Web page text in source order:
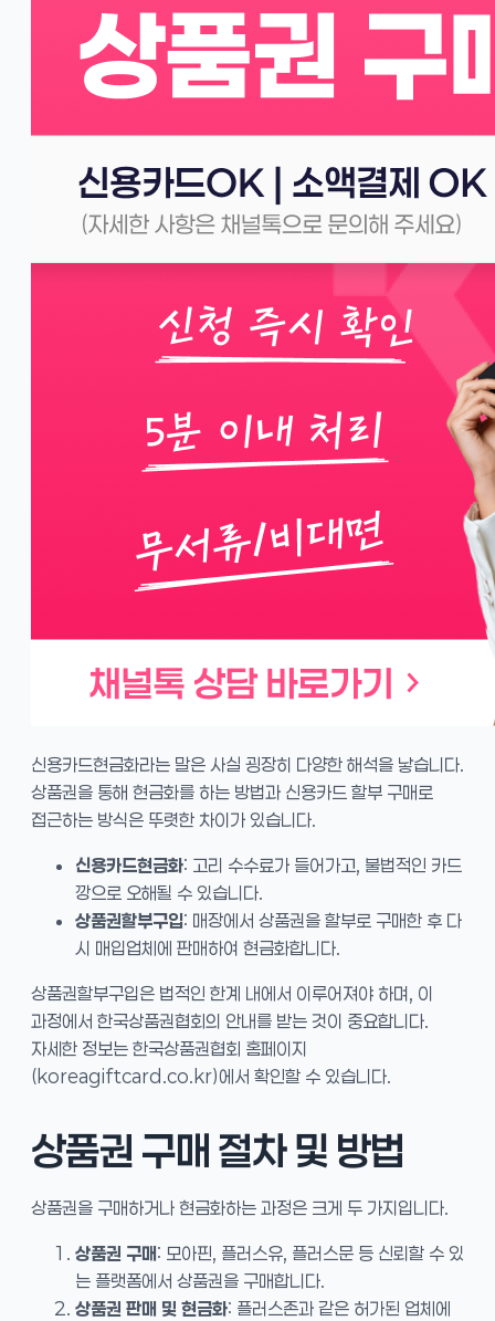
신용카드현금화라는 말은 사실 굉장히 다양한 해석을 낳습니다.
상품권을 통해 현금화를 하는 방법과 신용카드 할부 구매로
접근하는 방식은 뚜렷한 차이가 있습니다.
신용카드현금화: 고리 수수료가 들어가고, 불법적인 카드
깡으로 오해될 수 있습니다.
상품권할부구입: 매장에서 상품권을 할부로 구매한 후 다
시 매입업체에 판매하여 현금화합니다.
상품권할부구입은 법적인 한계 내에서 이루어져야 하며, 이
과정에서 한국상품권협회의 안내를 받는 것이 중요합니다.
자세한 정보는 한국상품권협회 홈페이지
(koreagiftcard.co.kr)에서 확인할 수 있습니다.
상품권 구매 절차 및 방법
상품권을 구매하거나 현금화하는 과정은 크게 두 가지입니다.
상품권 구매: 모아핀, 플러스유, 플러스문 등 신뢰할 수 있
는 플랫폼에서 상품권을 구매합니다.
상품권 판매 및 현금화: 플러스존과 같은 허가된 업체에